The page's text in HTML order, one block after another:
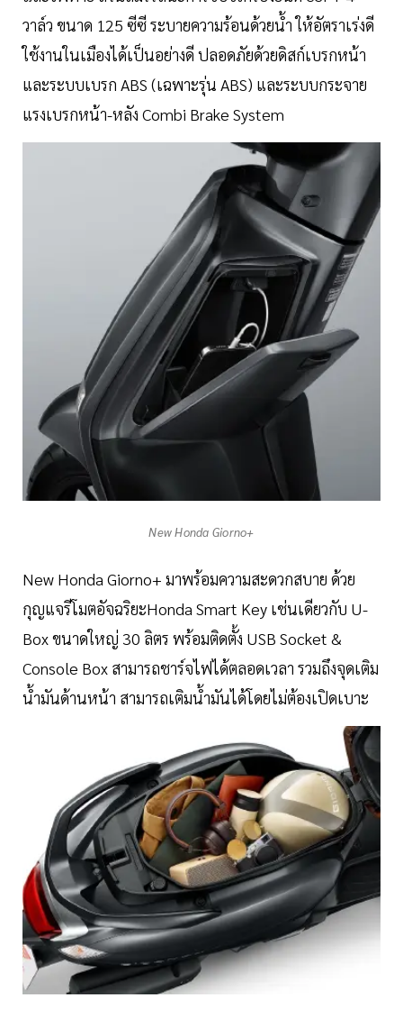
วาล์ว ขนาด 125 ซีซี ระบายความร้อนด้วยน้ำ ให้อัตราเร่งดี
ใช้งานในเมืองได้เป็นอย่างดี ปลอดภัยด้วยดิสก์เบรกหน้า
และระบบเบรก ABS (เฉพาะรุ่น ABS) และระบบกระจาย
แรงเบรกหน้า-หลัง Combi Brake System
New Honda Giorno+
New Honda Giorno+ มาพร้อมความสะดวกสบาย ด้วย
กุญแจรีโมตอัจฉริยะHonda Smart Key เช่นเดียวกับ U-
Box ขนาดใหญ่ 30 ลิตร พร้อมติดตั้ง USB Socket &
Console Box สามารถชาร์จไฟได้ตลอดเวลา รวมถึงจุดเติม
น้ำมันด้านหน้า สามารถเติมน้ำมันได้โดยไม่ต้องเปิดเบาะ